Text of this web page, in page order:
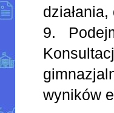
9.
wyników